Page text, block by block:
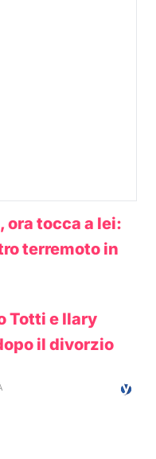
ora tocca a lei:
terremoto in
Totti e Ilary
il divorzio